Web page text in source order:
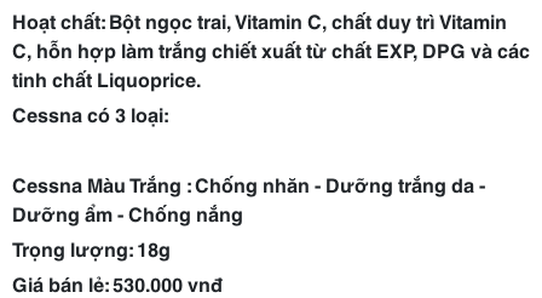
Hoạt chất: Bột ngọc trai, Vitamin C, chất duy trì Vitamin
C, hỗn hợp làm trắng chiết xuất từ chất EXP, DPG và các
tinh chất Liquoprice.
Cessna có 3 loại:
Cessna Màu Trắng : Chống nhăn - Dưỡng trắng da -
Dưỡng ẩm - Chống nắng
Trọng lượng: 18g
Giá bán lẻ: 530.000 vnđ